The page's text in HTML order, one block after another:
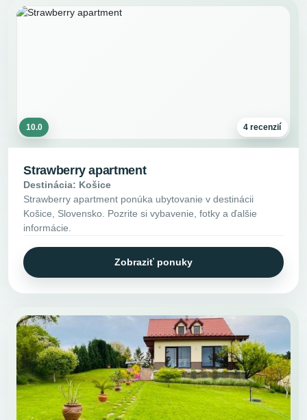
10.0 4 recenzií
Strawberry apartment
Destinácia: Košice
Strawberry apartment ponúka ubytovanie v destinácii
Košice, Slovensko. Pozrite si vybavenie, fotky a ďalšie
informácie.
Zobraziť ponuky